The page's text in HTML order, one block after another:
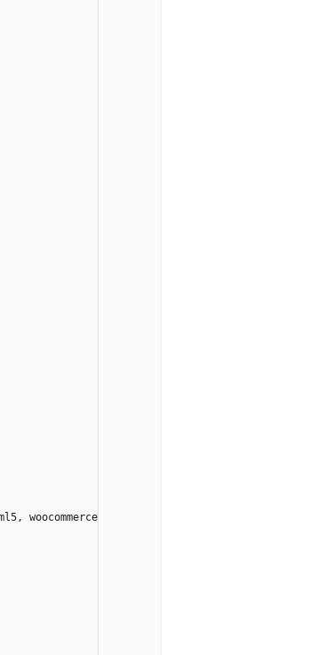
woocommerce, thim-core, thim-full-